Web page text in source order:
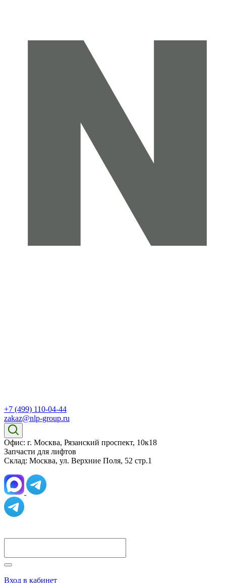
+7 (499) 110-04-44
zakaz@nlp-group.ru
Офис: г. Москва, Рязанский проспект, 10к18
Запчасти для лифтов
Склад: Москва, ул. Верхние Поля, 52 стр.1
Вход в кабинет